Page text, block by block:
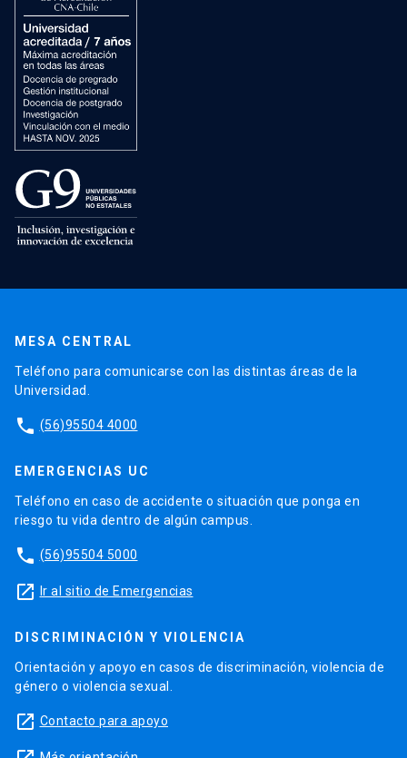
MESA CENTRAL
Teléfono para comunicarse con las distintas áreas de la
Universidad.
phone (56)95504 4000
EMERGENCIAS UC
Teléfono en caso de accidente o situación que ponga en
riesgo tu vida dentro de algún campus.
phone (56)95504 5000
launch Ir al sitio de Emergencias
DISCRIMINACIÓN Y VIOLENCIA
Orientación y apoyo en casos de discriminación, violencia de
género o violencia sexual.
launch Contacto para apoyo